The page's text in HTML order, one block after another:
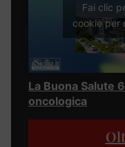
Fai clic
cookie per
La Buona Salute
oncologica